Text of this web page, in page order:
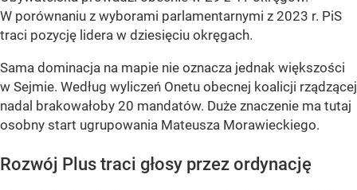
W porównaniu z wyborami parlamentarnymi z 2023 r. PiS
traci pozycję lidera w dziesięciu okręgach.
Sama dominacja na mapie nie oznacza jednak większości
w Sejmie. Według wyliczeń Onetu obecnej koalicji rządzącej
nadal brakowałoby 20 mandatów. Duże znaczenie ma tutaj
osobny start ugrupowania Mateusza Morawieckiego.
Rozwój Plus traci głosy przez ordynację